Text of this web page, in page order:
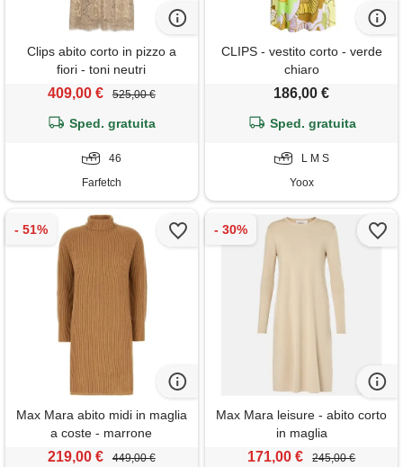
Clips abito corto in pizzo a
fiori - toni neutri
409,00 € 525,00 €
Sped. gratuita
46
Farfetch
CLIPS - vestito corto - verde
chiaro
186,00 €
Sped. gratuita
L M S
Yoox
Max Mara abito midi in maglia
a coste - marrone
219,00 € 449,00 €
Max Mara leisure - abito corto
in maglia
171,00 € 245,00 €